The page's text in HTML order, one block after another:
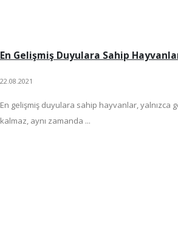
En Gelişmiş Duyulara Sahip
22.08.2021
En gelişmiş duyulara sahip hayvanlar, yalnızca
kalmaz, aynı zamanda ...